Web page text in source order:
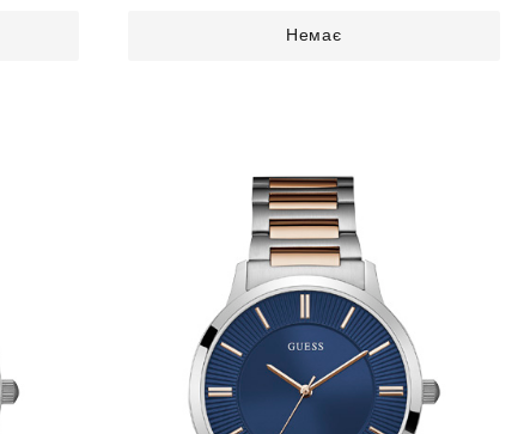
Немає